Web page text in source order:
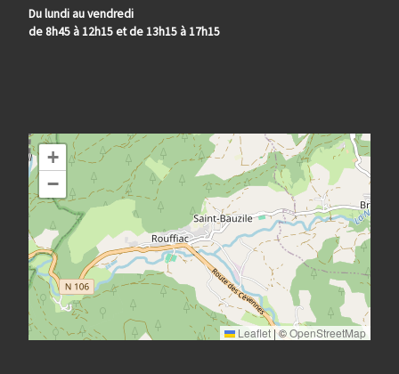
Du lundi au vendredi
de 8h45 à 12h15 et de 13h15 à 17h15
+
−
Leaflet |©OpenStreetMap